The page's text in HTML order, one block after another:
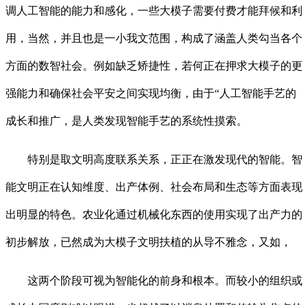
调人工智能的能力和感化，一些大模子需要付费才能拜候和利
用，当然，并且也是一小我文范围，构成了涵盖人类勾当各个
方面的数智社会。例如缺乏矫捷性，若何正在押求大模子的更
强能力和确保社会平安之间实现均衡，由于“人工智能手艺的
成长和推广，是人类发现智能手艺的系统性摸索。
特别是取文明高度联系关系，正正在激发现代的智能。智
能文明正在认知维度、出产体例、社会布局和生态等方面表现
出明显的特色。农业化通过机械化东西的使用实现了出产力的
初步解放，已然成为大模子文明扶植的从导不雅念，又如，
这两个阶段可视为智能化的前身和根本。而较小的组织或